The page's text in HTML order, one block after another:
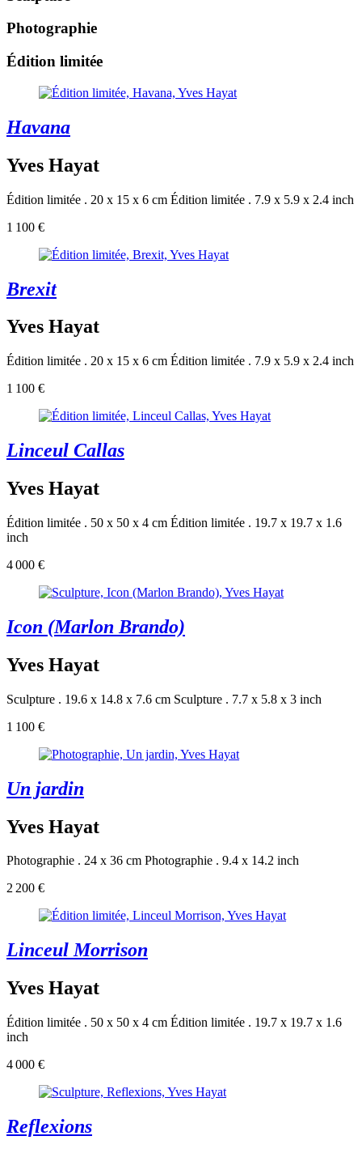
Photographie
Édition limitée
Havana
Yves Hayat
Édition limitée . 20 x 15 x 6 cm Édition limitée . 7.9 x 5.9 x 2.4 inch
1 100 €
Brexit
Yves Hayat
Édition limitée . 20 x 15 x 6 cm Édition limitée . 7.9 x 5.9 x 2.4 inch
1 100 €
Linceul Callas
Yves Hayat
Édition limitée . 50 x 50 x 4 cm Édition limitée . 19.7 x 19.7 x 1.6
inch
4 000 €
Icon (Marlon Brando)
Yves Hayat
Sculpture . 19.6 x 14.8 x 7.6 cm Sculpture . 7.7 x 5.8 x 3 inch
1 100 €
Un jardin
Yves Hayat
Photographie . 24 x 36 cm Photographie . 9.4 x 14.2 inch
2 200 €
Linceul Morrison
Yves Hayat
Édition limitée . 50 x 50 x 4 cm Édition limitée . 19.7 x 19.7 x 1.6
inch
4 000 €
Reflexions